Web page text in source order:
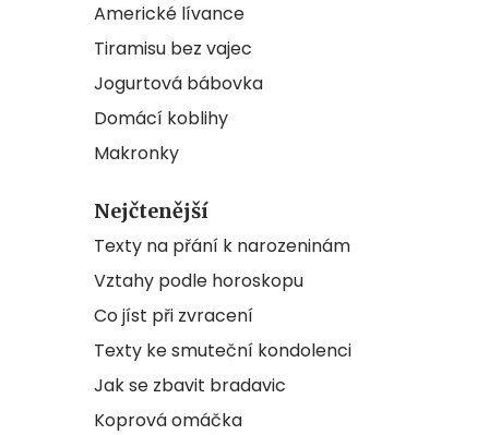
Americké lívance
Tiramisu bez vajec
Jogurtová bábovka
Domácí koblihy
Makronky
Nejčtenější
Texty na přání k narozeninám
Vztahy podle horoskopu
Co jíst při zvracení
Texty ke smuteční kondolenci
Jak se zbavit bradavic
Koprová omáčka